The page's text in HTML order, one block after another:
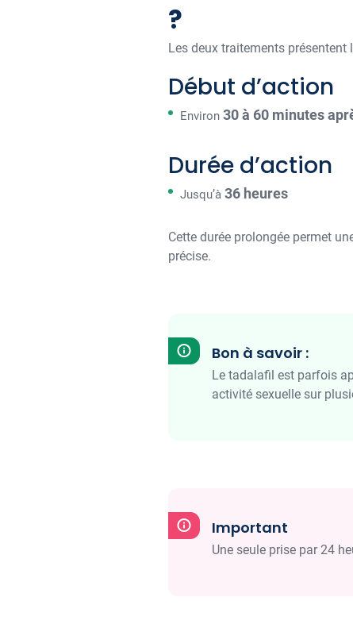
?
Les deux traitements présentent
Début d’action
Environ 30 à 60 minutes
Durée d’action
Jusqu’à 36 heures
Cette durée prolongée permet
précise.
Bon à savoir :
Le tadalafil est parfois
activité sexuelle sur
Important
Une seule prise par 24